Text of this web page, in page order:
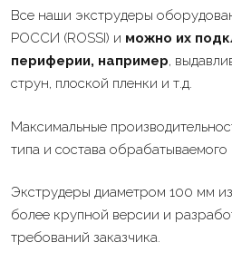
Все наши экструдеры
РОССИ (ROSSI) и можно их
периферии, например,
струн, плоской пленки и т.д.
Максимальные
типа и состава обрабатываемого
Экструдеры диаметром 100 мм
более крупной версии и
требований заказчика.